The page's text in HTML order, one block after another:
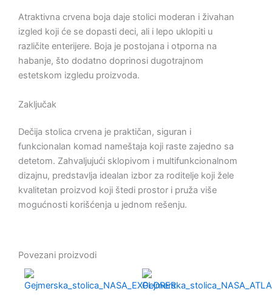
Atraktivna crvena boja daje stolici moderan i živahan
izgled koji će se dopasti deci, ali i lepo uklopiti u
različite enterijere. Boja je postojana i otporna na
habanje, što dodatno doprinosi dugotrajnom
estetskom izgledu proizvoda.
Zaključak
Dečija stolica crvena je praktičan, siguran i
funkcionalan komad nameštaja koji raste zajedno sa
detetom. Zahvaljujući sklopivom i multifunkcionalnom
dizajnu, predstavlja idealan izbor za roditelje koji žele
kvalitetan proizvod koji štedi prostor i pruža više
mogućnosti korišćenja u jednom rešenju.
Povezani proizvodi